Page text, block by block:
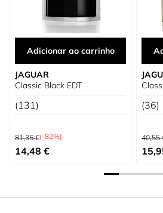
Adicionar ao carrinho
JAGUAR
Classic Black EDT
(131)
Preço Normal
81,35 €(-82%)
Preço Especial
14,48 €
(36)
40,55
Preço